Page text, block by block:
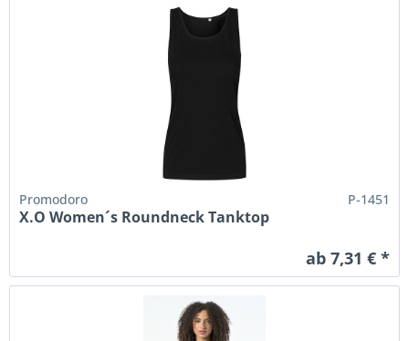
Promodoro P-1451
X.O Women´s Roundneck Tanktop
ab 7,31 € *